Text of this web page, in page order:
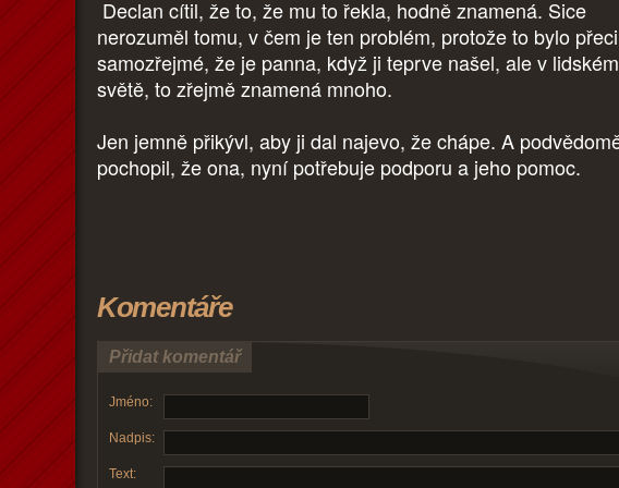
Declan cítil, že to, že mu to řekla, hodně znamená. Sice
nerozuměl tomu, v čem je ten problém, protože to bylo přeci
samozřejmé, že je panna, když ji teprve našel, ale v lidském
světě, to zřejmě znamená mnoho.
Jen jemně přikývl, aby ji dal najevo, že chápe. A
pochopil, že ona, nyní potřebuje podporu a jeho pomoc.
Komentáře
Přidat komentář
Jméno:
Nadpis:
Text: